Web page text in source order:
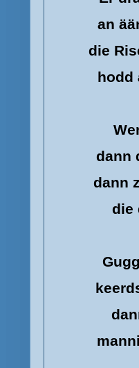
an
die
hodd
dann
dann
die